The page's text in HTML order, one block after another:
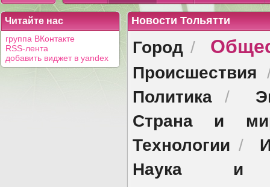
Читайте нас
группа ВКонтакте
RSS-лента
добавить виджет в yandex
Новости Тольятти
Город /
Происшествия
Политика /
Страна и
Технологии /
Наука и